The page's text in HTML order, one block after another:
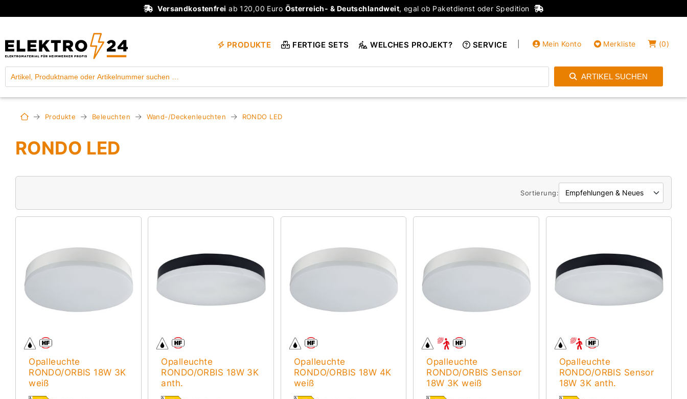
Versandkostenfrei ab 120,00 Euro Österreich- & Deutschlandweit, egal ob Paketdienst oder Spedition
Mein Konto
Einloggen
Merkliste (0)
PRODUKTE FERTIGE SETS WELCHES PROJEKT? SERVICE
ARTIKEL SUCHEN
Produkte Beleuchten Wand-/Deckenleuchten RONDO LED
RONDO LED
Sortierung:
Opalleuchte
RONDO/ORBIS 18W 3K
weiß
Opalleuchte
RONDO/ORBIS 18W 3K
anth.
Opalleuchte
RONDO/ORBIS 18W 4K
weiß
Opalleuchte
RONDO/ORBIS Sensor
18W 3K weiß
Opalleuchte
RONDO/ORBIS Sensor
18W 3K anth.